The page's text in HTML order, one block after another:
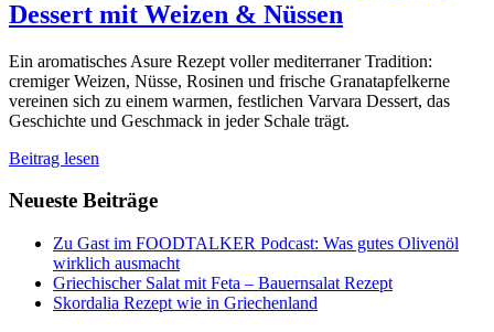
Dessert mit Weizen & Nüssen
Ein aromatisches Asure Rezept voller mediterraner Tradition:
cremiger Weizen, Nüsse, Rosinen und frische Granatapfelkerne
vereinen sich zu einem warmen, festlichen Varvara Dessert, das
Geschichte und Geschmack in jeder Schale trägt.
Beitrag lesen
Neueste Beiträge
Zu Gast im FOODTALKER Podcast: Was gutes Olivenöl
wirklich ausmacht
Griechischer Salat mit Feta – Bauernsalat Rezept
Skordalia Rezept wie in Griechenland